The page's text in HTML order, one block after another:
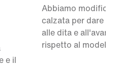
e il
Abbiamo
calzata per dare
alle dita e
rispetto al modello